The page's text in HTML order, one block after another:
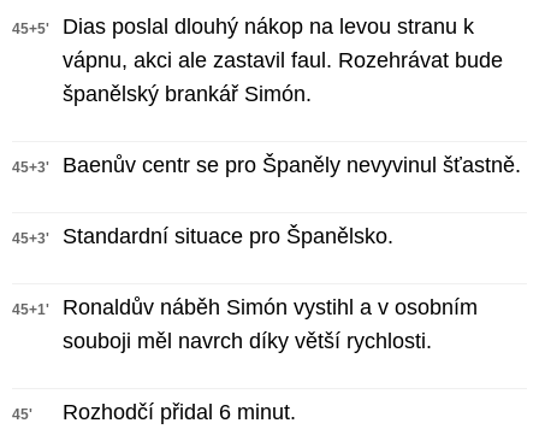
45+5'
Dias poslal dlouhý nákop na levou stranu k
vápnu, akci ale zastavil faul. Rozehrávat bude
španělský brankář Simón.
45+3' Baenův centr se pro Španěly nevyvinul šťastně.
45+3' Standardní situace pro Španělsko.
45+1'
Ronaldův náběh Simón vystihl a v osobním
souboji měl navrch díky větší rychlosti.
45' Rozhodčí přidal 6 minut.